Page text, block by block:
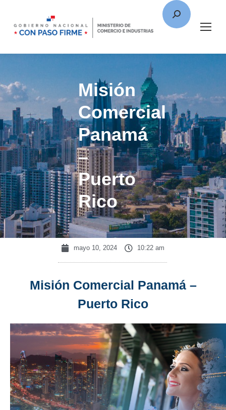
Misión
Comercial
Panamá
–
Puerto
Rico
mayo 10, 2024 10:22 am
Misión Comercial Panamá –
Puerto Rico